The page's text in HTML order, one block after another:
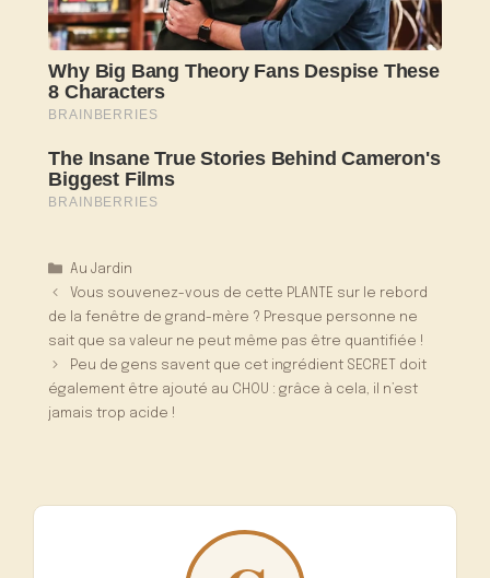
Catégories
Au Jardin
Vous souvenez-vous de cette PLANTE sur le rebord
de la fenêtre de grand-mère ? Presque personne ne
sait que sa valeur ne peut même pas être quantifiée !
Peu de gens savent que cet ingrédient SECRET doit
également être ajouté au CHOU : grâce à cela, il n’est
jamais trop acide !